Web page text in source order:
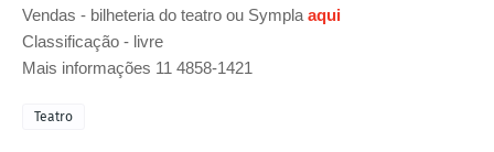
Vendas - bilheteria do teatro ou Sympla aqui
Classificação - livre
Mais informações 11 4858-1421
Teatro